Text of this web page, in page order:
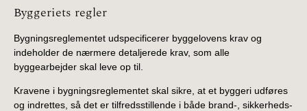
Information
Byggeriets regler
Bygningsreglementet udspecificerer byggelovens krav og
indeholder de nærmere detaljerede krav, som alle
byggearbejder skal leve op til.
Kravene i bygningsreglementet skal sikre, at et byggeri udføres
og indrettes, så det er tilfredsstillende i både brand-, sikkerheds-